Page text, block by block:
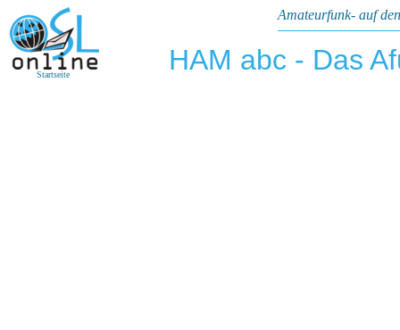
Startseite
Amateurfunk- auf
HAM abc - Das